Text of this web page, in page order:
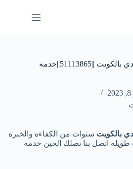
تركيب سخان الخزف السعودي بالكويت ||51113865||خدمه
بالكويت سنوات من الكفاءه والخبره
اتصل بنا نصلك الحين خدمه